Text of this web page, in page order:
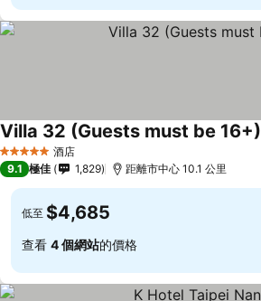
5 星級 酒店
Villa 32 (Guests must be 16+)
9.1 極佳 1,829 距離市中心 10.1 公里
低至 $4,685
查看 4 個網站的價格